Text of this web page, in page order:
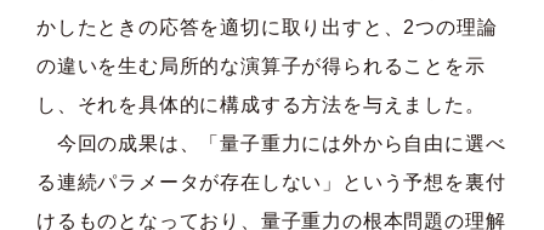
かしたときの応答を適切に取り出すと、2つの理論
の違いを生む局所的な演算子が得られることを示
し、それを具体的に構成する方法を与えました。
今回の成果は、「量子重力には外から自由に選べ
る連続パラメータが存在しない」という予想を裏付
けるものとなっており、量子重力の根本問題の理解